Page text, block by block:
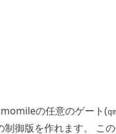
の任意のゲート(
制御版を作れます。 こ